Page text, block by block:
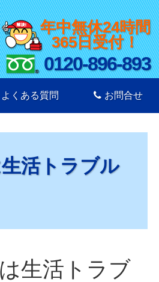
年中無休24時間
365日受付！
0120-896-893
よくある質問 お問合せ
活トラブル
生活トラブ